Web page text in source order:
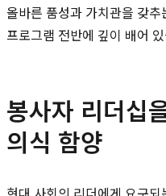
올바른 품성과 가치관을 갖
프로그램 전반에 깊이 배어
봉사자 리더십
의식 함양